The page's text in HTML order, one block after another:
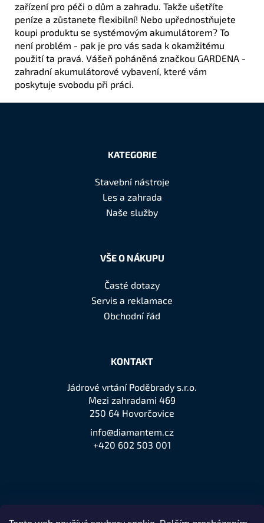
zařízení pro péči o dům a zahradu. Takže ušetříte
peníze a zůstanete flexibilní! Nebo upřednostňujete
koupi produktu se systémovým akumulátorem? To
není problém - pak je pro vás sada k okamžitému
použití ta pravá. Vášeň poháněná značkou GARDENA -
zahradní akumulátorové vybavení, které vám
poskytuje svobodu při práci.
KATEGORIE
Stavební nástroje
Les a zahrada
Naše služby
VŠE O NÁKUPU
Časté dotazy
Servis a reklamace
Obchodní řád
KONTAKT
Jádrové vrtání Poděbrady s.r.o.
Mezi zahradami 469
250 64 Hovorčovice
info@diamantem.cz
+420 602 503 001